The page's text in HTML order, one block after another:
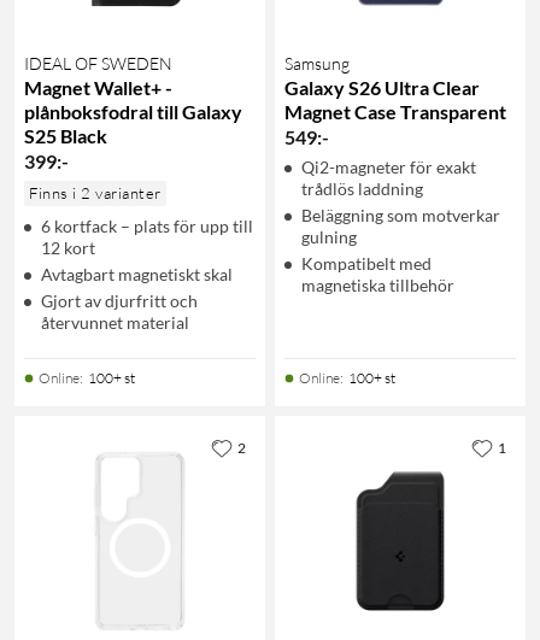
IDEAL OF SWEDEN
Magnet Wallet+ -
plånboksfodral till Galaxy
S25 Black
399:-
Finns i 2 varianter
6 kortfack – plats för upp till
12 kort
Avtagbart magnetiskt skal
Gjort av djurfritt och
återvunnet material
Online: 100+ st
Samsung
Galaxy S26 Ultra Clear
Magnet Case Transparent
549:-
Qi2-magneter för exakt
trådlös laddning
Beläggning som motverkar
gulning
Kompatibelt med
magnetiska tillbehör
Online: 100+ st
2 1